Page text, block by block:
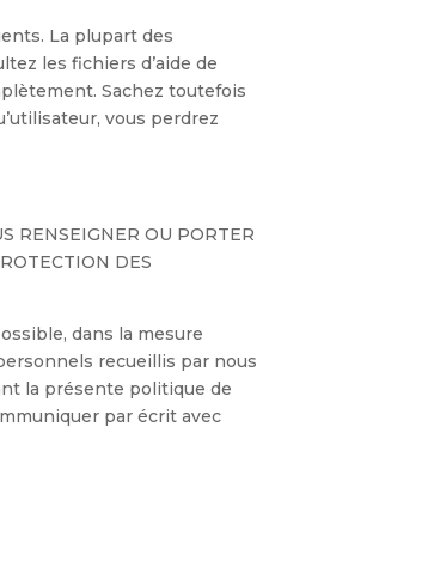
La plupart des
les fichiers d’aide de
Sachez toutefois
vous perdrez
RENSEIGNER OU PORTER
DES
dans la mesure
recueillis par nous
la présente politique de
par écrit avec